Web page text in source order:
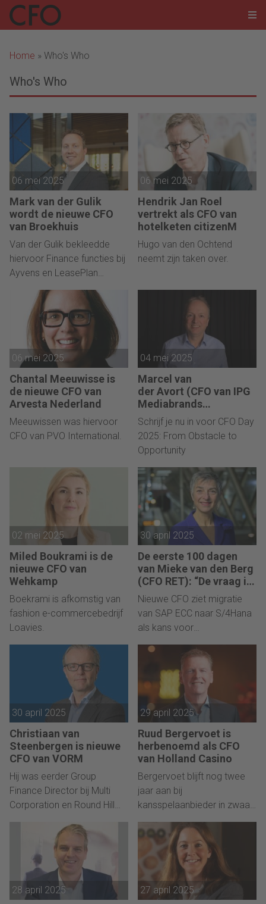
Home » Who's Who
Who's Who
06 mei 2025
Mark van der Gulik
wordt de nieuwe CFO
van Broekhuis
Van der Gulik bekleedde
hiervoor Finance functies bij
Ayvens en LeasePlan
Nederland.
06 mei 2025
Hendrik Jan Roel
vertrekt als CFO van
hotelketen citizenM
Hugo van den Ochtend
neemt zijn taken over.
06 mei 2025
Chantal Meeuwisse is
de nieuwe CFO van
Arvesta Nederland
Meeuwissen was hiervoor
CFO van PVO International.
04 mei 2025
Marcel van
der Avort (CFO van IPG
Mediabrands
Nederland): “Coaching
hielp mij om mijn focus
te richten op
omgevingen waar een
gedeelde visie centraal
staat”
Schrijf je nu in voor CFO Day
2025: From Obstacle to
Opportunity
02 mei 2025
Miled Boukrami is de
nieuwe CFO van
Wehkamp
Boekrami is afkomstig van
fashion e-commercebedrijf
Loavies.
30 april 2025
De eerste 100 dagen
van Mieke van den Berg
(CFO RET): “De vraag is:
kunnen we slanker
opereren, zonder
kwaliteit te verliezen?”
Nieuwe CFO ziet migratie
van SAP ECC naar S/4Hana
als kans voor
vervoersbedrijf.
30 april 2025
Christiaan van
Steenbergen is nieuwe
CFO van VORM
Hij was eerder Group
Finance Director bij Multi
Corporation en Round Hill
29 april 2025
Ruud Bergervoet is
herbenoemd als CFO
van Holland Casino
Bergervoet blijft nog twee
jaar aan bij
kansspelaanbieder in zwaar
weer.
28 april 2025 27 april 2025